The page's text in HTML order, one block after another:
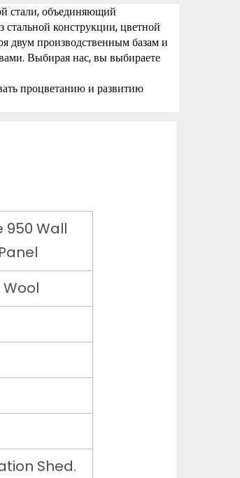
стали, объединяющий
конструкции, цветной
двум производственным базам и
Выбирая нас, вы выбираете
процветанию и развитию
950 Wall
Panel
Shed.